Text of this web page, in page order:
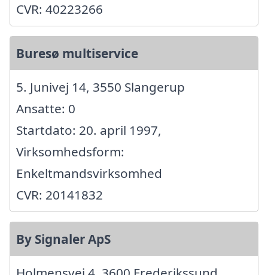
CVR: 40223266
Buresø multiservice
5. Junivej 14, 3550 Slangerup
Ansatte: 0
Startdato: 20. april 1997,
Virksomhedsform:
Enkeltmandsvirksomhed
CVR: 20141832
By Signaler ApS